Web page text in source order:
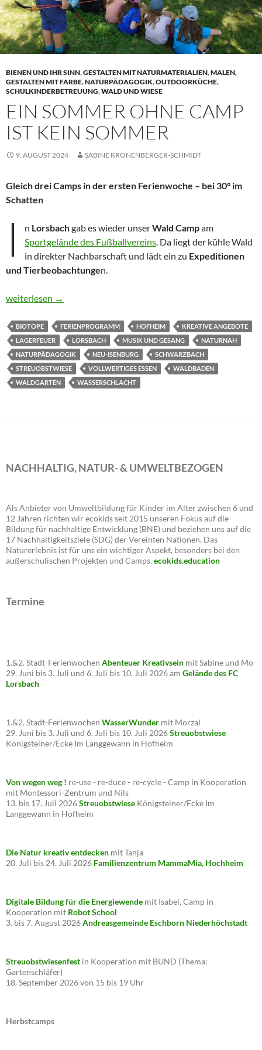
BIENEN UND IHR SINN,GESTALTEN MIT NATURMATERIALIEN,MALEN,
GESTALTEN MIT FARBE,NATURPÄDAGOGIK,OUTDOORKÜCHE,
SCHULKINDERBETREUUNG,WALD UND WIESE
EIN SOMMER OHNE CAMP
IST KEIN SOMMER
9. AUGUST 2024 SABINE KRONENBERGER-SCHMIDT
Gleich drei Camps in der ersten Ferienwoche – bei 30° im
Schatten
I n Lorsbachgab es wieder unserWald Campam
Sportgelände des Fußballvereins. Da liegt der kühle Wald
in direkter Nachbarschaft und lädt ein zu Expeditionen
und Tierbeobachtungen.
Ein Sommer ohne Camp ist kein Sommer
weiterlesen →
BIOTOPE FERIENPROGRAMM HOFHEIM
KREATIVE ANGEBOTE
LAGERFEUER
LORSBACH MUSIK UND GESANG
NATURNAH
NATURPÄDAGOGIK
NEU-ISENBURG
SCHWARZBACH
STREUOBSTWIESE
VOLLWERTIGES ESSEN
WALDBADEN
WALDGARTEN
WASSERSCHLACHT
NACHHALTIG, NATUR- & UMWELTBEZOGEN
Als Anbieter von Umweltbildung für Kinder im Alter zwischen 6 und
12 Jahren richten wir ecokids seit 2015 unseren Fokus auf die
Bildung für nachhaltige Entwicklung (BNE) und beziehen uns auf die
17 Nachhaltigkeitsziele (SDG) der Vereinten Nationen. Das
Naturerlebnis ist für uns ein wichtiger Aspekt, besonders bei den
außerschulischen Projekten und Camps. ecokids.education
Termine
1.&2. Stadt-Ferienwochen Abenteuer Kreativsein mit Sabine und Mo
29. Juni bis 3. Juli und 6. Juli bis 10. Juli 2026 am Gelände des FC
Lorsbach
1.&2. Stadt-Ferienwochen WasserWunder mit Morzal
29. Juni bis 3. Juli und 6. Juli bis 10. Juli 2026Streuobstwiese
Königsteiner/Ecke Im Langgewann in Hofheim
Von wegen weg ! re-use - re-duce - re-cycle - Camp in Kooperation
mit Montessori-Zentrum und Nils
13. bis 17. Juli 2026Streuobstwiese Königsteiner/Ecke Im
Langgewann in Hofheim
Die Natur kreativ entdecken mit Tanja
20. Juli bis 24. Juli 2026 Familienzentrum MammaMia, Hochheim
Digitale Bildung für die Energiewende mit Isabel, Camp in
Kooperation mit Robot School
3. bis 7. August 2026Andreasgemeinde Eschborn Niederhöchstadt
Streuobstwiesenfest in Kooperation mit BUND (Thema:
Gartenschläfer)
18. September 2026 von 15 bis 19 Uhr
Herbstcamps